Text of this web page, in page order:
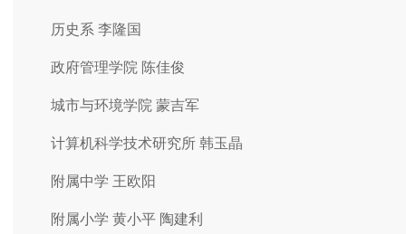
历史系 李隆国
政府管理学院 陈佳俊
城市与环境学院 蒙吉军
计算机科学技术研究所 韩玉晶
附属中学 王欧阳
附属小学 黄小平 陶建利